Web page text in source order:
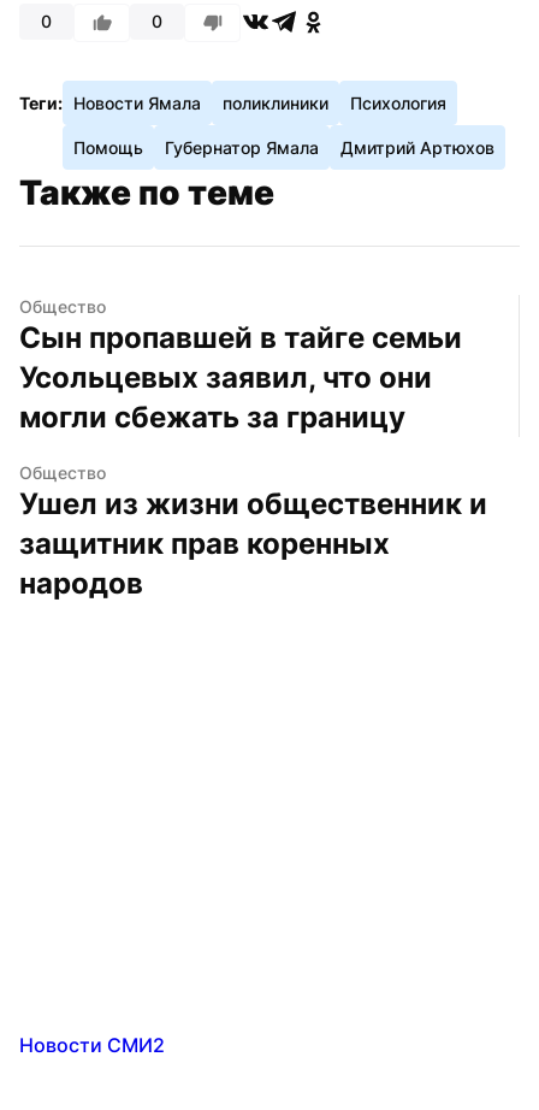
0 0
Теги: Новости Ямала поликлиники Психология
Помощь Губернатор Ямала Дмитрий Артюхов
Также по теме
Общество
Сын пропавшей в тайге семьи
Усольцевых заявил, что они
могли сбежать за границу
Общество
Ушел из жизни общественник и
защитник прав коренных
народов
Новости СМИ2